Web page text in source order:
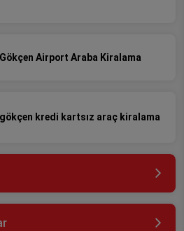
Airport Araba Kiralama
kredi kartsız araç kiralama